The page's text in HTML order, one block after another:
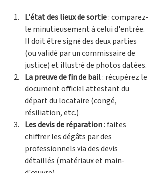
L'état des lieux de sortie : comparez-
le minutieusement à celui d'entrée.
Il doit être signé des deux parties
(ou validé par un commissaire de
justice) et illustré de photos datées.
La preuve de fin de bail : récupérez le
document officiel attestant du
départ du locataire (congé,
résiliation, etc.).
Les devis de réparation : faites
chiffrer les dégâts par des
professionnels via des devis
détaillés (matériaux et main-